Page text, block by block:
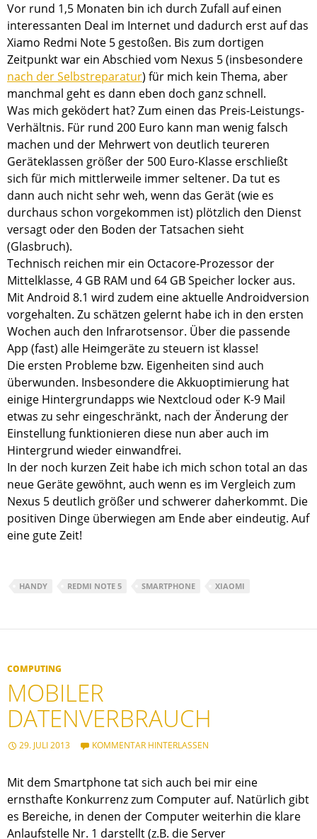
Vor rund 1,5 Monaten bin ich durch Zufall auf einen
interessanten Deal im Internet und dadurch erst auf das
Xiamo Redmi Note 5 gestoßen. Bis zum dortigen
Zeitpunkt war ein Abschied vom Nexus 5 (insbesondere
nach der Selbstreparatur) für mich kein Thema, aber
manchmal geht es dann eben doch ganz schnell.
Was mich geködert hat? Zum einen das Preis-Leistungs-
Verhältnis. Für rund 200 Euro kann man wenig falsch
machen und der Mehrwert von deutlich teureren
Geräteklassen größer der 500 Euro-Klasse erschließt
sich für mich mittlerweile immer seltener. Da tut es
dann auch nicht sehr weh, wenn das Gerät (wie es
durchaus schon vorgekommen ist) plötzlich den Dienst
versagt oder den Boden der Tatsachen sieht
(Glasbruch).
Technisch reichen mir ein Octacore-Prozessor der
Mittelklasse, 4 GB RAM und 64 GB Speicher locker aus.
Mit Android 8.1 wird zudem eine aktuelle Androidversion
vorgehalten. Zu schätzen gelernt habe ich in den ersten
Wochen auch den Infrarotsensor. Über die passende
App (fast) alle Heimgeräte zu steuern ist klasse!
Die ersten Probleme bzw. Eigenheiten sind auch
überwunden. Insbesondere die Akkuoptimierung hat
einige Hintergrundapps wie Nextcloud oder K-9 Mail
etwas zu sehr eingeschränkt, nach der Änderung der
Einstellung funktionieren diese nun aber auch im
Hintergrund wieder einwandfrei.
In der noch kurzen Zeit habe ich mich schon total an das
neue Geräte gewöhnt, auch wenn es im Vergleich zum
Nexus 5 deutlich größer und schwerer daherkommt. Die
positiven Dinge überwiegen am Ende aber eindeutig. Auf
eine gute Zeit!
HANDY REDMI NOTE 5 SMARTPHONE XIAOMI
COMPUTING
MOBILER
DATENVERBRAUCH
29. JULI 2013 KOMMENTAR HINTERLASSEN
Mit dem Smartphone tat sich auch bei mir eine
ernsthafte Konkurrenz zum Computer auf. Natürlich gibt
es Bereiche, in denen der Computer weiterhin die klare
Anlaufstelle Nr. 1 darstellt (z.B. die Server